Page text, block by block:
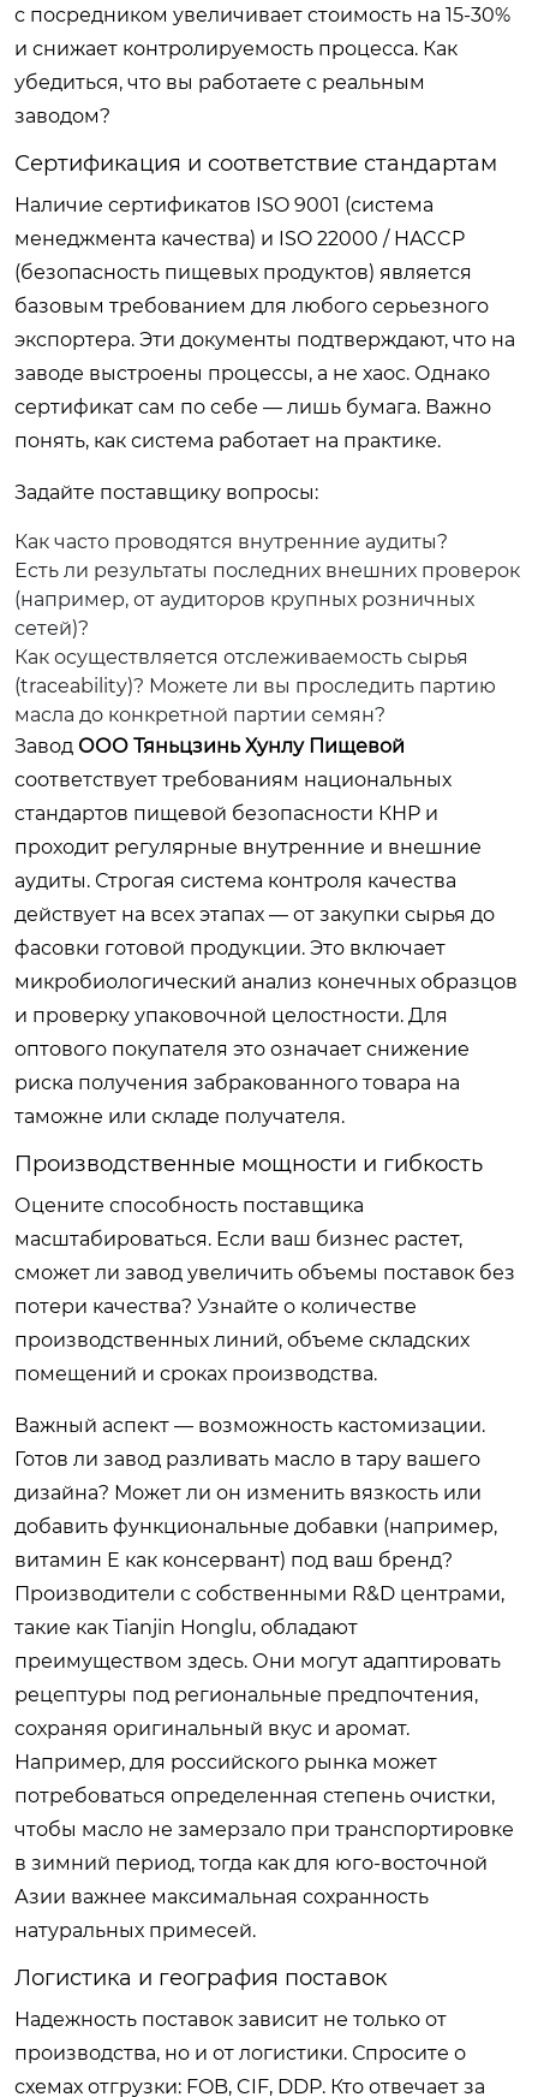
с посредником увеличивает стоимость на 15-30%
и снижает контролируемость процесса. Как
убедиться, что вы работаете с реальным
заводом?
Сертификация и соответствие стандартам
Наличие сертификатов ISO 9001 (система
менеджмента качества) и ISO 22000 / HACCP
(безопасность пищевых продуктов) является
базовым требованием для любого серьезного
экспортера. Эти документы подтверждают, что на
заводе выстроены процессы, а не хаос. Однако
сертификат сам по себе — лишь бумага. Важно
понять, как система работает на практике.
Задайте поставщику вопросы:
Как часто проводятся внутренние аудиты?
Есть ли результаты последних внешних проверок
(например, от аудиторов крупных розничных
сетей)?
Как осуществляется отслеживаемость сырья
(traceability)? Можете ли вы проследить партию
масла до конкретной партии семян?
Завод ООО Тяньцзинь Хунлу Пищевой
соответствует требованиям национальных
стандартов пищевой безопасности КНР и
проходит регулярные внутренние и внешние
аудиты. Строгая система контроля качества
действует на всех этапах — от закупки сырья до
фасовки готовой продукции. Это включает
микробиологический анализ конечных образцов
и проверку упаковочной целостности. Для
оптового покупателя это означает снижение
риска получения забракованного товара на
таможне или складе получателя.
Производственные мощности и гибкость
Оцените способность поставщика
масштабироваться. Если ваш бизнес растет,
сможет ли завод увеличить объемы поставок без
потери качества? Узнайте о количестве
производственных линий, объеме складских
помещений и сроках производства.
Важный аспект — возможность кастомизации.
Готов ли завод разливать масло в тару вашего
дизайна? Может ли он изменить вязкость или
добавить функциональные добавки (например,
витамин E как консервант) под ваш бренд?
Производители с собственными R&D центрами,
такие как Tianjin Honglu, обладают
преимуществом здесь. Они могут адаптировать
рецептуры под региональные предпочтения,
сохраняя оригинальный вкус и аромат.
Например, для российского рынка может
потребоваться определенная степень очистки,
чтобы масло не замерзало при транспортировке
в зимний период, тогда как для юго-восточной
Азии важнее максимальная сохранность
натуральных примесей.
Логистика и география поставок
Надежность поставок зависит не только от
производства, но и от логистики. Спросите о
схемах отгрузки: FOB, CIF, DDP. Кто отвечает за